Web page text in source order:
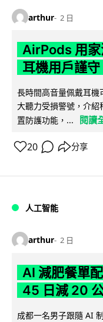
arthur 2 日
AirPods 用家
耳機用戶謹
長時間高音量佩戴耳
大聽力受損警號，介
置防護功能，...
閱讀
20 分享
人工智能
arthur 2 日
AI 減肥餐單
45 日減 20
成都一名男子跟隨 AI